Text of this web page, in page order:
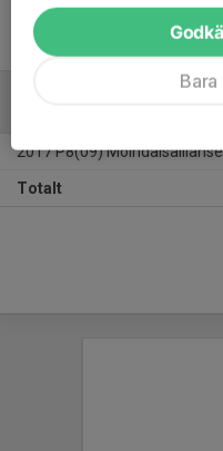
2017 P8(09)
Totalt
Bara